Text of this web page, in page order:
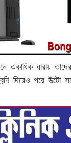
একাধিক ধারায়
দিয়েও পরে উল্টো